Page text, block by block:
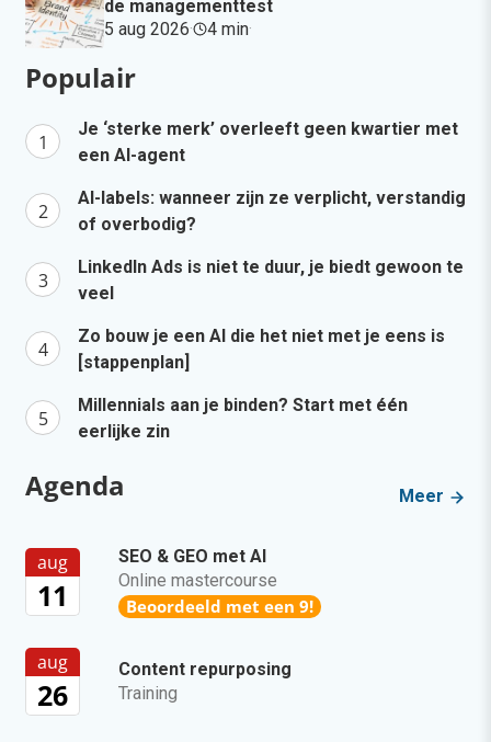
de managementtest
5 aug 2026· 4 min·
Populair
Je ‘sterke merk’ overleeft geen kwartier met
een AI-agent
AI-labels: wanneer zijn ze verplicht, verstandig
of overbodig?
LinkedIn Ads is niet te duur, je biedt gewoon te
veel
Zo bouw je een AI die het niet met je eens is
[stappenplan]
Millennials aan je binden? Start met één
eerlijke zin
Agenda Meer
aug
11
SEO & GEO met AI
Online mastercourse
Beoordeeld met een 9!
aug
26
Content repurposing
Training